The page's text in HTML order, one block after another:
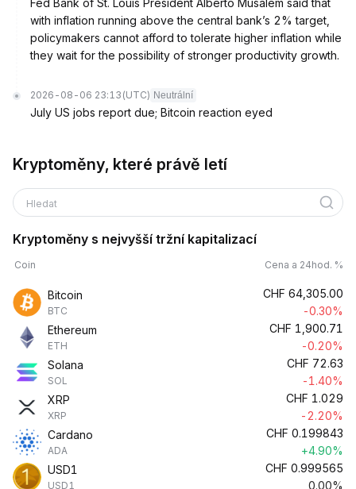
Fed Bank of St. Louis President Alberto Musalem said that
with inflation running above the central bank’s 2% target,
policymakers cannot afford to tolerate higher inflation while
they wait for the possibility of stronger productivity growth.
2026-08-06 23:13 (UTC) Neutrální
July US jobs report due; Bitcoin reaction eyed
Kryptoměny, které právě letí
Hledat
Kryptoměny s nejvyšší tržní kapitalizací
Coin Cena a 24hod. %
Bitcoin
BTC
CHF 64,305.00
-0.30%
Ethereum
ETH
CHF 1,900.71
-0.20%
Solana
SOL
CHF 72.63
-1.40%
XRP
XRP
CHF 1.029
-2.20%
Cardano
ADA
CHF 0.199843
+4.90%
USD1
USD1
CHF 0.999565
0.00%